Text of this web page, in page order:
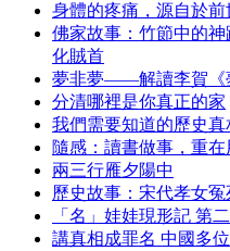
身體的疼痛，源自於
佛家故事：竹節中的
化賊首
夢非夢——解讀李賀《
分清哪裡是你真正的家
我們需要知道的歷史真
隨感：讀書做事，重在
兩三行雁夕陽中
歷史故事：宋代孝女冤
「名」娃娃現形記 第二
講真相成罪名 中國多